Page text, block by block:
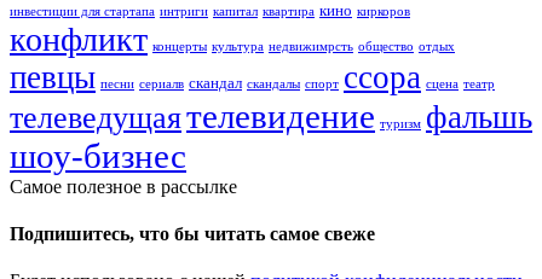
инвестиции для стартапа интриги капитал квартира кино киркоров
конфликт концерты культура недвижимрсть общество отдых
певцы песни сериалв скандал скандалы спорт ссора сцена театр
телеведущаятелевидение туризм фальшь
шоу-бизнес
Самое полезное в рассылке
Подпишитесь, что бы читать самое свеже